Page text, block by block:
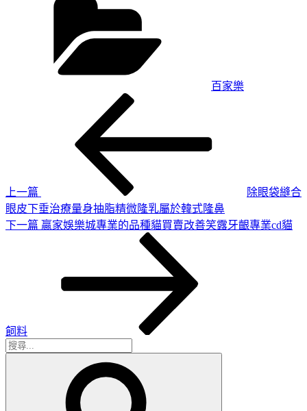
百家樂
上一篇
除眼袋縫合
眼皮下垂治療量身抽脂精微隆乳屬於韓式隆鼻
下
下一篇 贏家娛樂城專業的品種貓買賣改善笑露牙齦專業cd貓
飼料
搜